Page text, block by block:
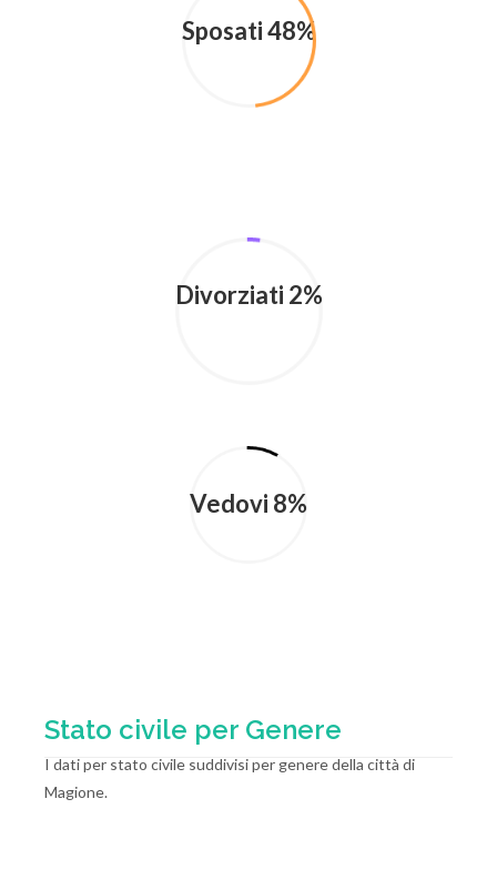
Sposati 48%
Divorziati 2%
Vedovi 8%
Stato civile per Genere
I dati per stato civile suddivisi per genere della città di
Magione.